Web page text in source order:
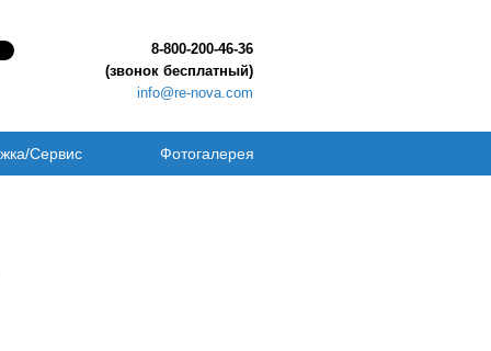
8-800-200-46-36
(звонок бесплатный)
info@re-nova.com
Сервис Фотогалерея